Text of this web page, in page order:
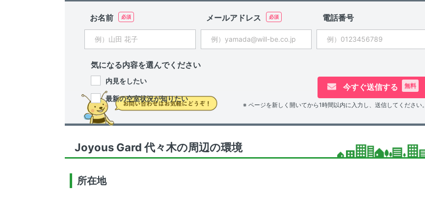
お名前 メールアドレス 電話番号
気になる内容を選んでください
内見をしたい
最新の空室状況が知りたい
今すぐ送信する 無料
※ ページを新しく開いてから1時間以内に入力し、送信してください。
Joyous Gard 代々木の周辺の環境
所在地